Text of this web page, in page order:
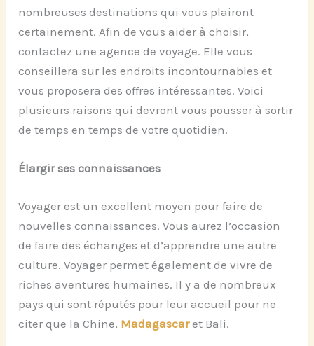
nombreuses destinations qui vous plairont
certainement. Afin de vous aider à choisir,
contactez une agence de voyage. Elle vous
conseillera sur les endroits incontournables et
vous proposera des offres intéressantes. Voici
plusieurs raisons qui devront vous pousser à sortir
de temps en temps de votre quotidien.
Élargir ses connaissances
Voyager est un excellent moyen pour faire de
nouvelles connaissances. Vous aurez l’occasion
de faire des échanges et d’apprendre une autre
culture. Voyager permet également de vivre de
riches aventures humaines. Il y a de nombreux
pays qui sont réputés pour leur accueil pour ne
citer que la Chine, Madagascaret Bali.